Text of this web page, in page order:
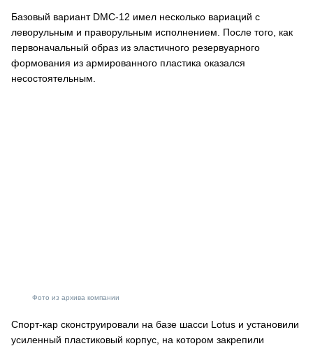
Базовый вариант DMC-12 имел несколько вариаций с
леворульным и праворульным исполнением. После того, как
первоначальный образ из эластичного резервуарного
формования из армированного пластика оказался
несостоятельным.
Фото из архива компании
Спорт-кар сконструировали на базе шасси Lotus и установили
усиленный пластиковый корпус, на котором закрепили